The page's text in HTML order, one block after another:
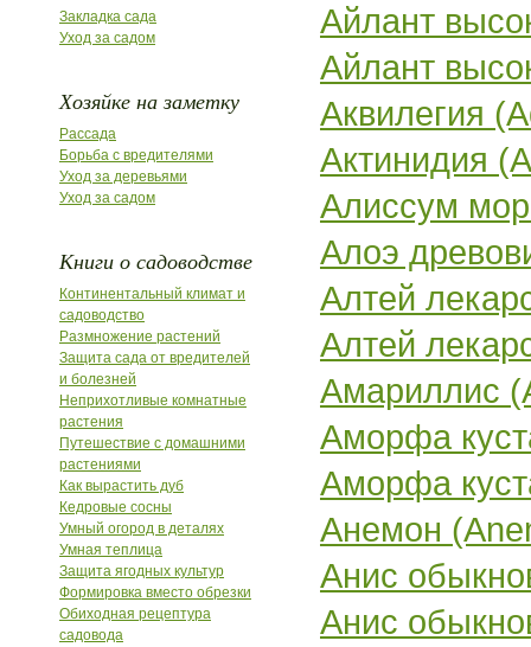
Закладка сада
Уход за садом
Хозяйке на заметку
Рассада
Борьба с вредителями
Уход за деревьями
Уход за садом
Книги о садоводстве
Континентальный климат и
садоводство
Размножение растений
Защита сада от вредителей
и болезней
Неприхотливые комнатные
растения
Путешествие с домашними
растениями
Как вырастить дуб
Кедровые сосны
Умный огород в деталях
Умная теплица
Защита ягодных культур
Формировка вместо обрезки
Обиходная рецептура
садовода
Айлант
Айлант
Аквилегия
Актинидия
Алиссум
Алоэ
Алтей
Алтей
Амариллис
Аморфа
Аморфа
Анемон
Анис
Анис